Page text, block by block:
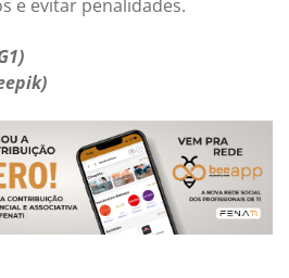
e evitar penalidades.